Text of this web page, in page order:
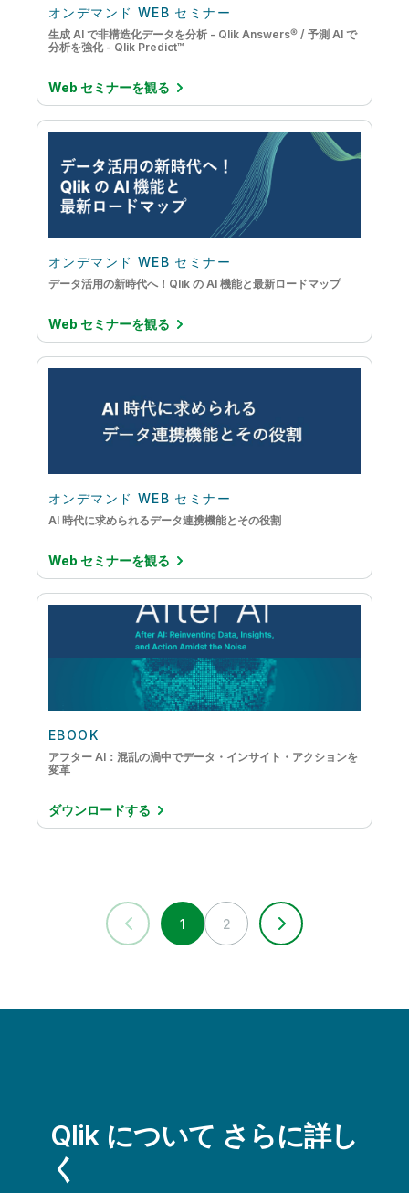
オンデマンド WEB セミナー
生成 AI で非構造化データを分析 - Qlik Answers® / 予測 AI で
分析を強化 - Qlik Predict™
Web セミナーを観る
オンデマンド WEB セミナー
データ活用の新時代へ！Qlik の AI 機能と最新ロードマップ
Web セミナーを観る
オンデマンド WEB セミナー
AI 時代に求められるデータ連携機能とその役割
Web セミナーを観る
EBOOK
アフター AI：混乱の渦中でデータ・インサイト・アクションを
変革
ダウンロードする
1 2
Qlik について さらに詳し
く